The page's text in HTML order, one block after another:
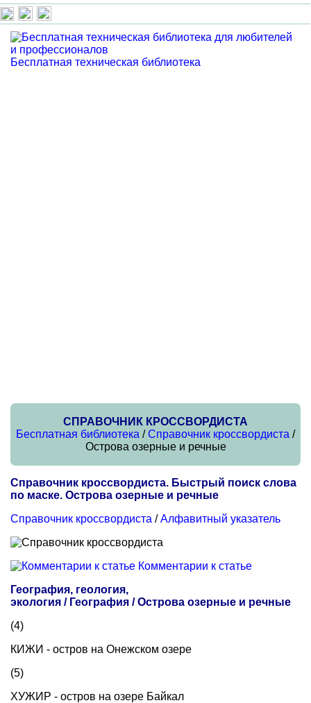
Бесплатная техническая библиотека
СПРАВОЧНИК КРОССВОРДИСТА
Бесплатная библиотека /Справочник кроссвордиста /
Острова озерные и речные
Справочник кроссвордиста. Быстрый поиск слова
по маске. Острова озерные и речные
Справочник кроссвордиста /Алфавитный указатель
Комментарии к статье
География, геология,
экология / География / Острова озерные и речные
(4)
КИЖИ - остров на Онежском озере
(5)
ХУЖИР - остров на озере Байкал